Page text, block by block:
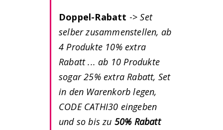
Doppel-Rabatt -> Set
selber zusammenstellen, ab
4 Produkte 10% extra
Rabatt ... ab 10 Produkte
sogar 25% extra Rabatt, Set
in den Warenkorb legen,
CODE CATHI30 eingeben
und so bis zu 50% Rabatt